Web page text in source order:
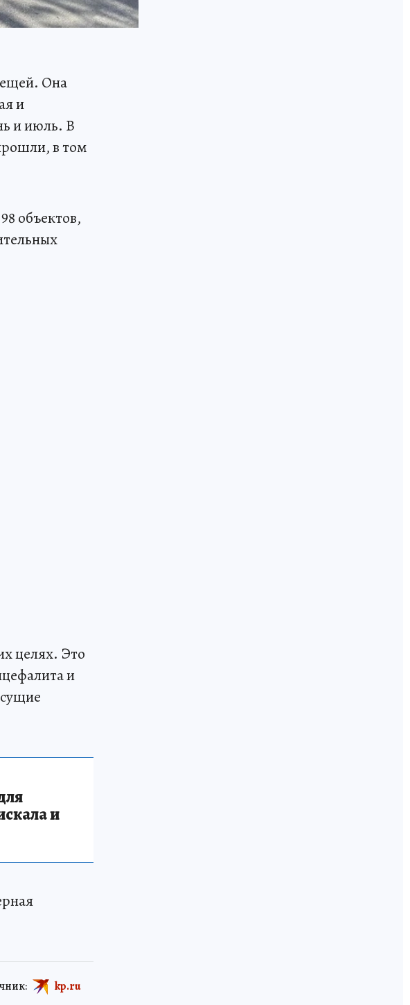
Она
и
и июль. В
в том
объектов,
целях. Это
и
и
kp.ru